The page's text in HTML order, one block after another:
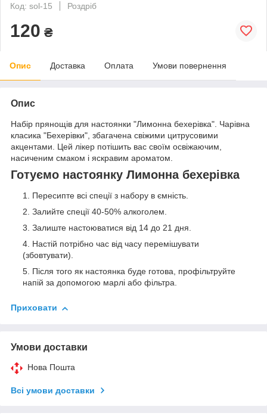
Код: sol-15
Роздріб
120 ₴
Опис Доставка Оплата Умови повернення
Опис
Набір прянощів для настоянки "Лимонна бехерівка". Чарівна
класика "Бехерівки", збагачена свіжими цитрусовими
акцентами. Цей лікер потішить вас своїм освіжаючим,
насиченим смаком і яскравим ароматом.
Готуємо настоянку Лимонна бехерівка
Пересипте всі спеції з набору в ємність.
Залийте спеції 40-50% алкоголем.
Залиште настоюватися від 14 до 21 дня.
Настій потрібно час від часу перемішувати
(збовтувати).
Після того як настоянка буде готова, профільтруйте
напій за допомогою марлі або фільтра.
Приховати
Умови доставки
Нова Пошта
Всі умови доставки